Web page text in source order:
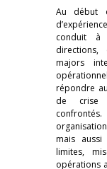
Au début
conduit à
directions,
majors
répondre
de crise
mais aussi
limites,
opérations